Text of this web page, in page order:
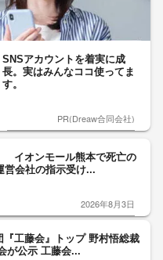
SNSアカウントを着実に成
長。実はみんなココ使ってま
す。
PR(Dreaw合同会社)
イオンモール熊本で死亡の
会社の指示受け...
2026年8月3日
『工藤会』トップ 野村悟総裁
が公示 工藤会...